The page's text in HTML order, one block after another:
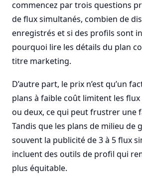
commencez par trois questions
de flux simultanés, combien de
enregistrés et si des profils sont
pourquoi lire les détails du plan
titre marketing.
D’autre part, le prix n’est qu’un
plans à faible coût limitent les
ou deux, ce qui peut frustrer une
Tandis que les plans de milieu de
souvent la publicité de 3 à 5 flux
incluent des outils de profil qui
plus équitable.